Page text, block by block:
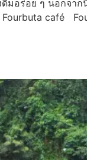
มอร่อย ๆ นอกจา
café